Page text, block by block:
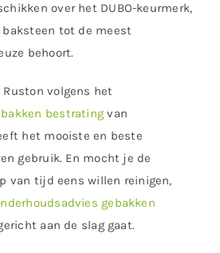
over het DUBO-keurmerk,
tot de meest
behoort.
Ruston volgens het
bestrating van
het mooiste en beste
gebruik. En mocht je de
van tijd eens willen reinigen,
gebakken
aan de slag gaat.